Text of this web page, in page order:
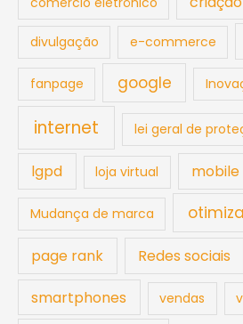
divulgação e-commerce
fanpage google
internet lei geral de
lgpd loja virtual mobile
Mudança de marca
page rank Redes sociais
smartphones vendas